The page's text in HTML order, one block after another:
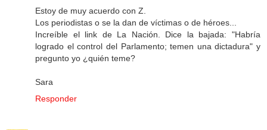
Estoy de muy acuerdo con Z.
Los periodistas o se la dan de víctimas o de héroes...
Increíble el link de La Nación. Dice la bajada: "Habría
logrado el control del Parlamento; temen una dictadura" y
pregunto yo ¿quién teme?
Sara
Responder